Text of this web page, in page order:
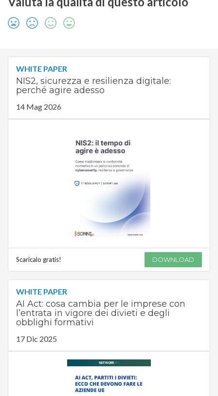
WHITE PAPER
NIS2, sicurezza e resilienza digitale:
perché agire adesso
14 Mag 2026
Scaricalo gratis! DOWNLOAD
WHITE PAPER
AI Act: cosa cambia per le imprese con
l’entrata in vigore dei divieti e degli
obblighi formativi
17 Dic 2025